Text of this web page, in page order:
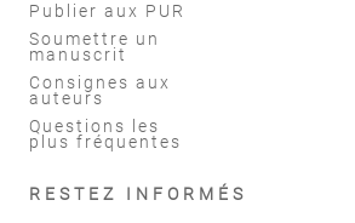
Publier aux PUR
Soumettre un
manuscrit
Consignes aux
auteurs
Questions les
plus fréquentes
RESTEZ INFORMÉS